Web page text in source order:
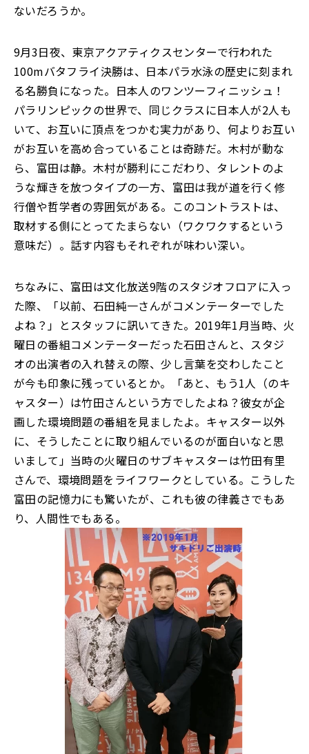
ないだろうか。
9月3日夜、東京アクアティクスセンターで行われた
100mバタフライ決勝は、日本パラ水泳の歴史に刻まれ
る名勝負になった。日本人のワンツーフィニッシュ！
パラリンピックの世界で、同じクラスに日本人が2人も
いて、お互いに頂点をつかむ実力があり、何よりお互い
がお互いを高め合っていることは奇跡だ。木村が動な
ら、富田は静。木村が勝利にこだわり、タレントのよ
うな輝きを放つタイプの一方、富田は我が道を行く修
行僧や哲学者の雰囲気がある。このコントラストは、
取材する側にとってたまらない（ワクワクするという
意味だ）。話す内容もそれぞれが味わい深い。
ちなみに、富田は文化放送9階のスタジオフロアに入っ
た際、「以前、石田純一さんがコメンテーターでした
よね？」とスタッフに訊いてきた。2019年1月当時、火
曜日の番組コメンテーターだった石田さんと、スタジ
オの出演者の入れ替えの際、少し言葉を交わしたこと
が今も印象に残っているとか。「あと、もう1人（のキ
ャスター）は竹田さんという方でしたよね？彼女が企
画した環境問題の番組を見ましたよ。キャスター以外
に、そうしたことに取り組んでいるのが面白いなと思
いまして」当時の火曜日のサブキャスターは竹田有里
さんで、環境問題をライフワークとしている。こうした
富田の記憶力にも驚いたが、これも彼の律義さでもあ
り、人間性でもある。